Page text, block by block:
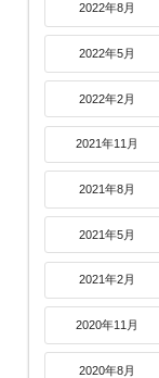
2022年8月
2022年5月
2022年2月
2021年11月
2021年8月
2021年5月
2021年2月
2020年11月
2020年8月